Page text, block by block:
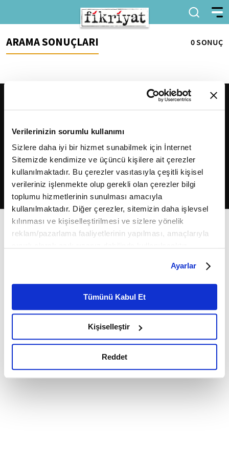
Verilerinizin sorumlu kullanımı
Sizlere daha iyi bir hizmet sunabilmek için İnternet
Sitemizde kendimize ve üçüncü kişilere ait çerezler
kullanılmaktadır. Bu çerezler vasıtasıyla çeşitli kişisel
verileriniz işlenmekte olup gerekli olan çerezler bilgi
toplumu hizmetlerinin sunulması amacıyla
kullanılmaktadır. Diğer çerezler, sitemizin daha işlevsel
kılınması ve kişiselleştirilmesi ve sizlere yönelik
reklam/pazarlama faaliyetlerinin yapılması, amaçlarıyla
belirleyebilirsiniz. Çerezlere ilişkin detaylı bilgi için
Ayarlar butonuna tıklayabilir,Çerez Bilgilendirme
Metnimizi ziyaret edebilirsiniz.
6698 sayılı Kişisel Verilerin Korunması Kanunu uyarınca
okumak ve sitemizi ziyaretiniz kapsamında
gerçekleştirilen veri işleme faaliyetleri ile ilgili daha
detaylı bilgi almak için lütfentıklayınız.
Ayarlar
Tümünü Kabul Et
Kişiselleştir
Reddet
ARAMA SONUÇLARI 0 SONUÇ
2026Fikriyat. Tüm hakları saklıdır.